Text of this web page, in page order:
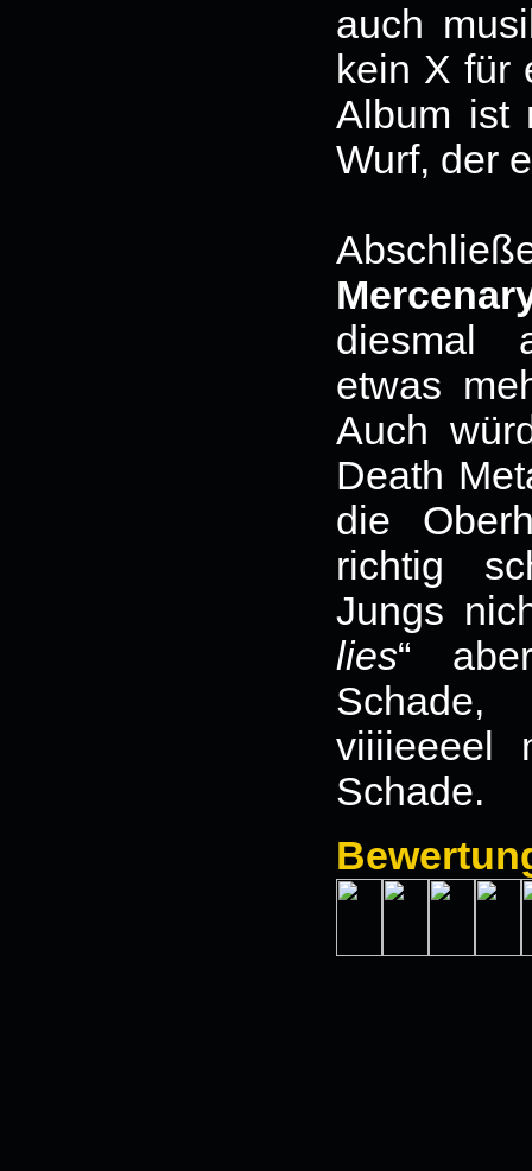
auch
kein X für
Album ist
Wurf, der
diesmal
etwas
Auch
Death
die
richtig
Jungs
lies“
viiiieeeel
Schade.